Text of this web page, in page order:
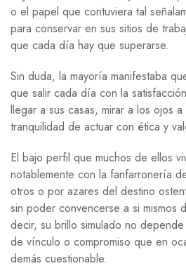
o el papel que contuviera tal
para conservar en sus sitios de
que cada día hay que superarse.
Sin duda, la mayoría manifestaba
que salir cada día con la
llegar a sus casas, mirar a los ojos
tranquilidad de actuar con ética y
El bajo perfil que muchos de ellos
notablemente con la fanfarronería
otros o por azares del destino
sin poder convencerse a si mismos
decir, su brillo simulado no
de vínculo o compromiso que en
demás cuestionable.